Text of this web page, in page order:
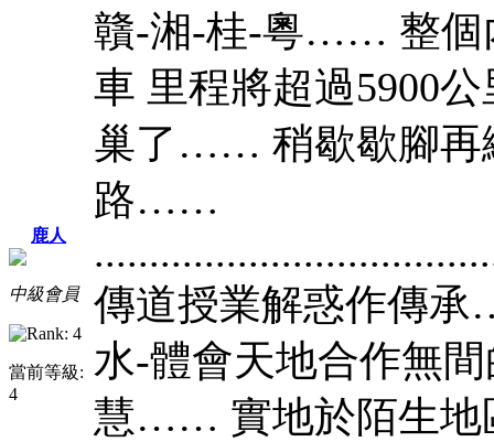
鹿人
中級會員
當前等級:
4
贛-湘-桂-粵…… 整個
車 里程將超過5900
巢了…… 稍歇歇腳再
路……
傳道授業解惑作傳
水-體會天地合作無
慧…… 實地於陌生地